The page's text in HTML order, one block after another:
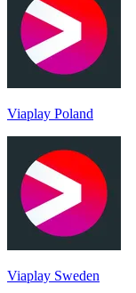
Viaplay Poland
Viaplay Sweden